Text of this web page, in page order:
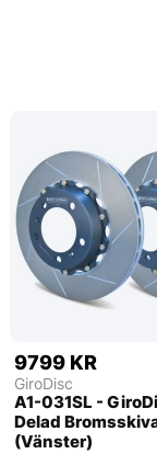
9799 KR
GiroDisc
A1-031SL -
Delad
(Vänster)